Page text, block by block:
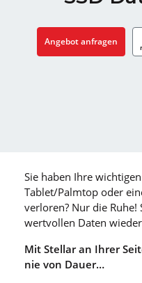
Angebot anfragen
Sie haben Ihre
Tablet/Palmtop oder
verloren? Nur die
wertvollen Daten
Mit Stellar an Ihrer
nie von Dauer…